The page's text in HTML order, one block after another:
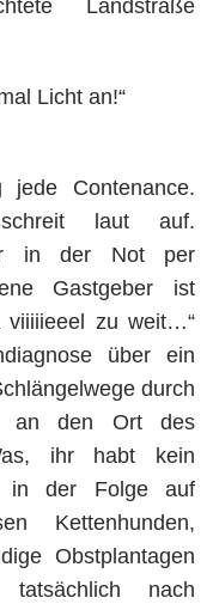
Landstraße
Licht an!“
jede Contenance.
schreit laut auf.
in der Not per
Gastgeber ist
viiiiieeel zu weit…“
über ein
durch
an den Ort des
ihr habt kein
in der Folge auf
Kettenhunden,
Obstplantagen
nach